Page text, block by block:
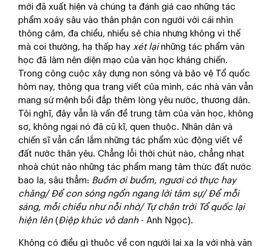
mới đã xuất hiện và chúng ta đánh giá cao những tác
phẩm xoáy sâu vào thân phận con người với cái nhìn
thông cảm, đa chiều, nhiều sẻ chia nhưng không vì thế
mà coi thường, hạ thấp hay xét lạinhững tác phẩm văn
học đã làm nên diện mạo của văn học kháng chiến.
Trong công cuộc xây dựng non sông và bảo vệ Tổ quốc
hôm nay, thông qua trang viết của mình, các nhà văn vẫn
mang sứ mệnh bồi đắp thêm lòng yêu nước, thương dân.
Tôi nghĩ, đây vẫn là vấn đề trung tâm của văn học, không
sợ, không ngại nó đã cũ kĩ, quen thuộc. Nhân dân và
chiến sĩ vẫn cần lắm những tác phẩm xúc động viết về
đất nước thân yêu. Chẳng lỗi thời chút nào, chẳng nhạt
nhoà chút nào những tác phẩm mang tâm thức đất nước
bao la, sâu thẳm: Buồm ơi buồm, ngươi có thực hay
chăng/ Để con sóng ngổn ngang lời tâm sự/ Để mỗi
sáng, mỗi chiều như nỗi nhớ/ Tự chân trời Tổ quốc lại
hiện lên (Điệp khúc vô danh - Anh Ngọc).
Không có điều gì thuộc về con người lại xa lạ với nhà văn